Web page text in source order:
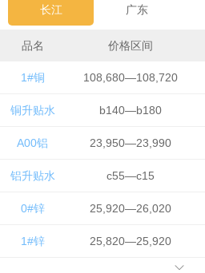
长江 广东
品名 价格区间
1#铜 108,680—108,720
铜升贴水 b140—b180
A00铝 23,950—23,990
铝升贴水 c55—c15
0#锌 25,920—26,020
1#锌 25,820—25,920